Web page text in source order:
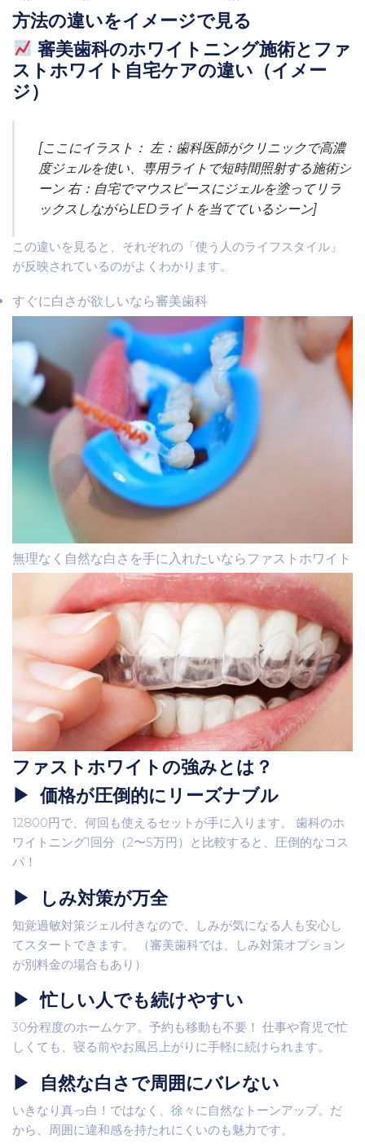
方法の違いをイメージで見る
審美歯科のホワイトニング施術とファ
ストホワイト自宅ケアの違い（イメー
ジ）
[ここにイラスト： 左：歯科医師がクリニックで高濃
度ジェルを使い、専用ライトで短時間照射する施術シ
ーン 右：自宅でマウスピースにジェルを塗ってリラ
ックスしながらLEDライトを当てているシーン]
この違いを見ると、それぞれの「使う人のライフスタイル」
が反映されているのがよくわかります。
すぐに白さが欲しいなら審美歯科
無理なく自然な白さを手に入れたいならファストホワイト
ファストホワイトの強みとは？
▶ ️ 価格が圧倒的にリーズナブル
12800円で、何回も使えるセットが手に入ります。 歯科のホ
ワイトニング1回分（2〜5万円）と比較すると、圧倒的なコス
パ！
▶ ️ しみ対策が万全
知覚過敏対策ジェル付きなので、しみが気になる人も安心し
てスタートできます。 （審美歯科では、しみ対策オプション
が別料金の場合もあり）
▶ ️ 忙しい人でも続けやすい
30分程度のホームケア。予約も移動も不要！ 仕事や育児で忙
しくても、寝る前やお風呂上がりに手軽に続けられます。
▶ ️ 自然な白さで周囲にバレない
いきなり真っ白！ではなく、徐々に自然なトーンアップ。だ
から、周囲に違和感を持たれにくいのも魅力です。